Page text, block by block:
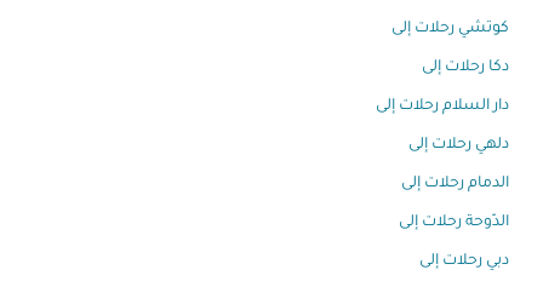
كوتشي رحلات إلى
دكا رحلات إلى
دار السلام رحلات إلى
دلهي رحلات إلى
الدمام رحلات إلى
الدّوحة رحلات إلى
دبي رحلات إلى